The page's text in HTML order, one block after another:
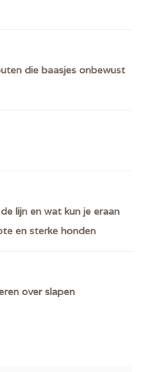
die baasjes onbewust
lijn en wat kun je eraan
en sterke honden
over slapen